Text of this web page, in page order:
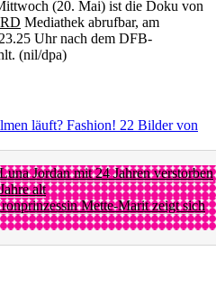
(20. Mai) ist die Doku von
Mediathek abrufbar, am
Uhr nach dem DFB-
(nil/dpa)
läuft? Fashion! 22 Bilder von
Jordan mit 24 Jahren verstorben
alt
Mette-Marit zeigt sich